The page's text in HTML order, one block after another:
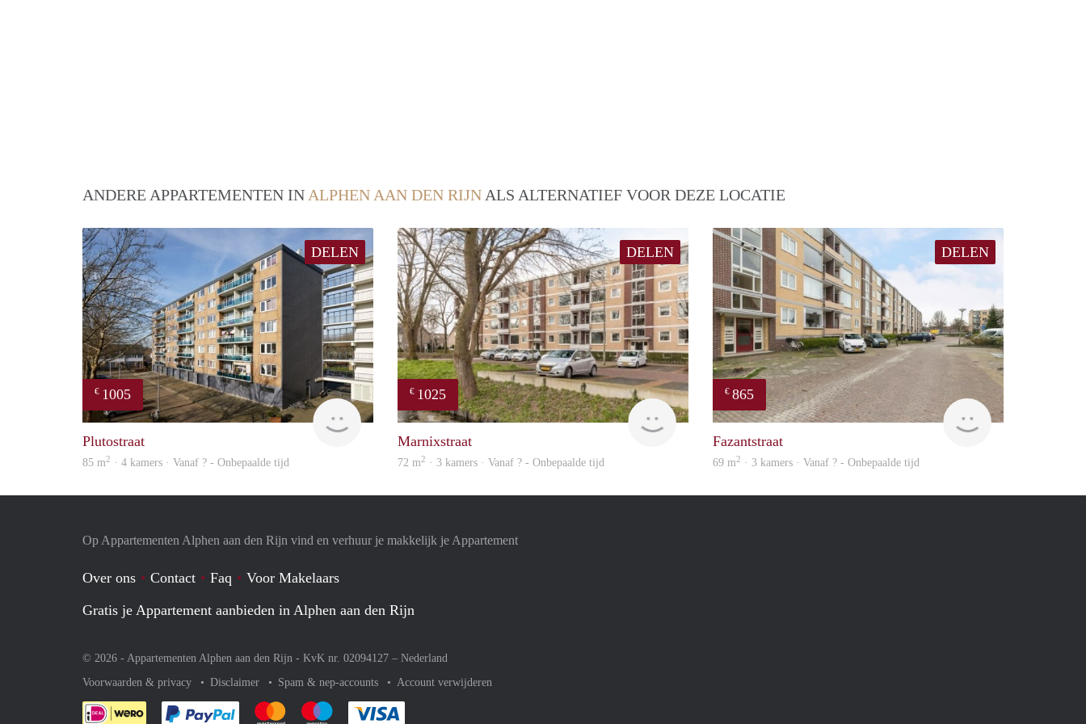
ANDERE APPARTEMENTEN IN ALPHEN AAN DEN RIJN ALS ALTERNATIEF VOOR DEZE LOCATIE
DELEN
€ 1005
finder
Plutostraat
85 m2 · 4 kamers · Vanaf ? - Onbepaalde tijd
DELEN
€ 1025
finder
Marnixstraat
72 m2 · 3 kamers · Vanaf ? - Onbepaalde tijd
DELEN
€ 865
finder
Fazantstraat
69 m2 · 3 kamers · Vanaf ? - Onbepaalde tijd
Op Appartementen Alphen aan den Rijn vind en verhuur je makkelijk je Appartement
Over ons Contact Faq
Voor Makelaars
Gratis je Appartement aanbieden in Alphen aan den Rijn
© 2026 - Appartementen Alphen aan den Rijn - KvK nr. 02094127 – Nederland
Voorwaarden & privacy
Disclaimer Spam & nep-accounts Account verwijderen
Je rekent gemakkelijk af met Paypal
Je rekent gemakkelijk af met Mastercard
Je rekent gemakkelijk af met Meastro